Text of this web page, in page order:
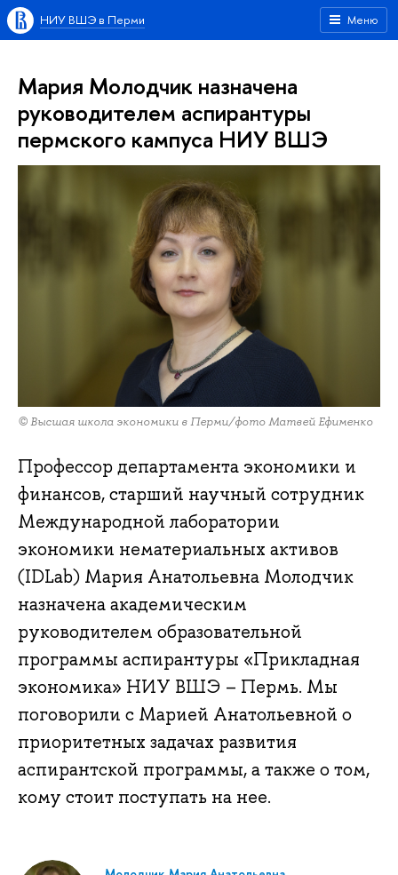
Меню
НИУ ВШЭ в Перми
Мария Молодчик назначена
руководителем аспирантуры
пермского кампуса НИУ ВШЭ
© Высшая школа экономики в Перми/фото Матвей Ефименко
Профессор департамента экономики и
финансов, старший научный сотрудник
Международной лаборатории
экономики нематериальных активов
(IDLab) Мария Анатольевна Молодчик
назначена академическим
руководителем образовательной
программы аспирантуры «Прикладная
экономика» НИУ ВШЭ – Пермь. Мы
поговорили с Марией Анатольевной о
приоритетных задачах развития
аспирантской программы, а также о том,
кому стоит поступать на нее.